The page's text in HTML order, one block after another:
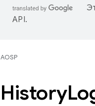
API.
AOSP
History